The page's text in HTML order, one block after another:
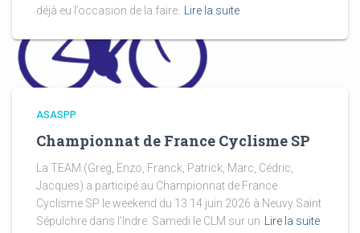
déjà eu l’occasion de la faire.
Lire la suite
ASASPP
Championnat de France Cyclisme SP
La TEAM (Greg, Enzo, Franck, Patrick, Marc, Cédric,
Jacques) a participé au Championnat de France
Cyclisme SP le weekend du 13 14 juin 2026 à Neuvy Saint
Sépulchre dans l’Indre. Samedi le CLM sur un
Lire la suite